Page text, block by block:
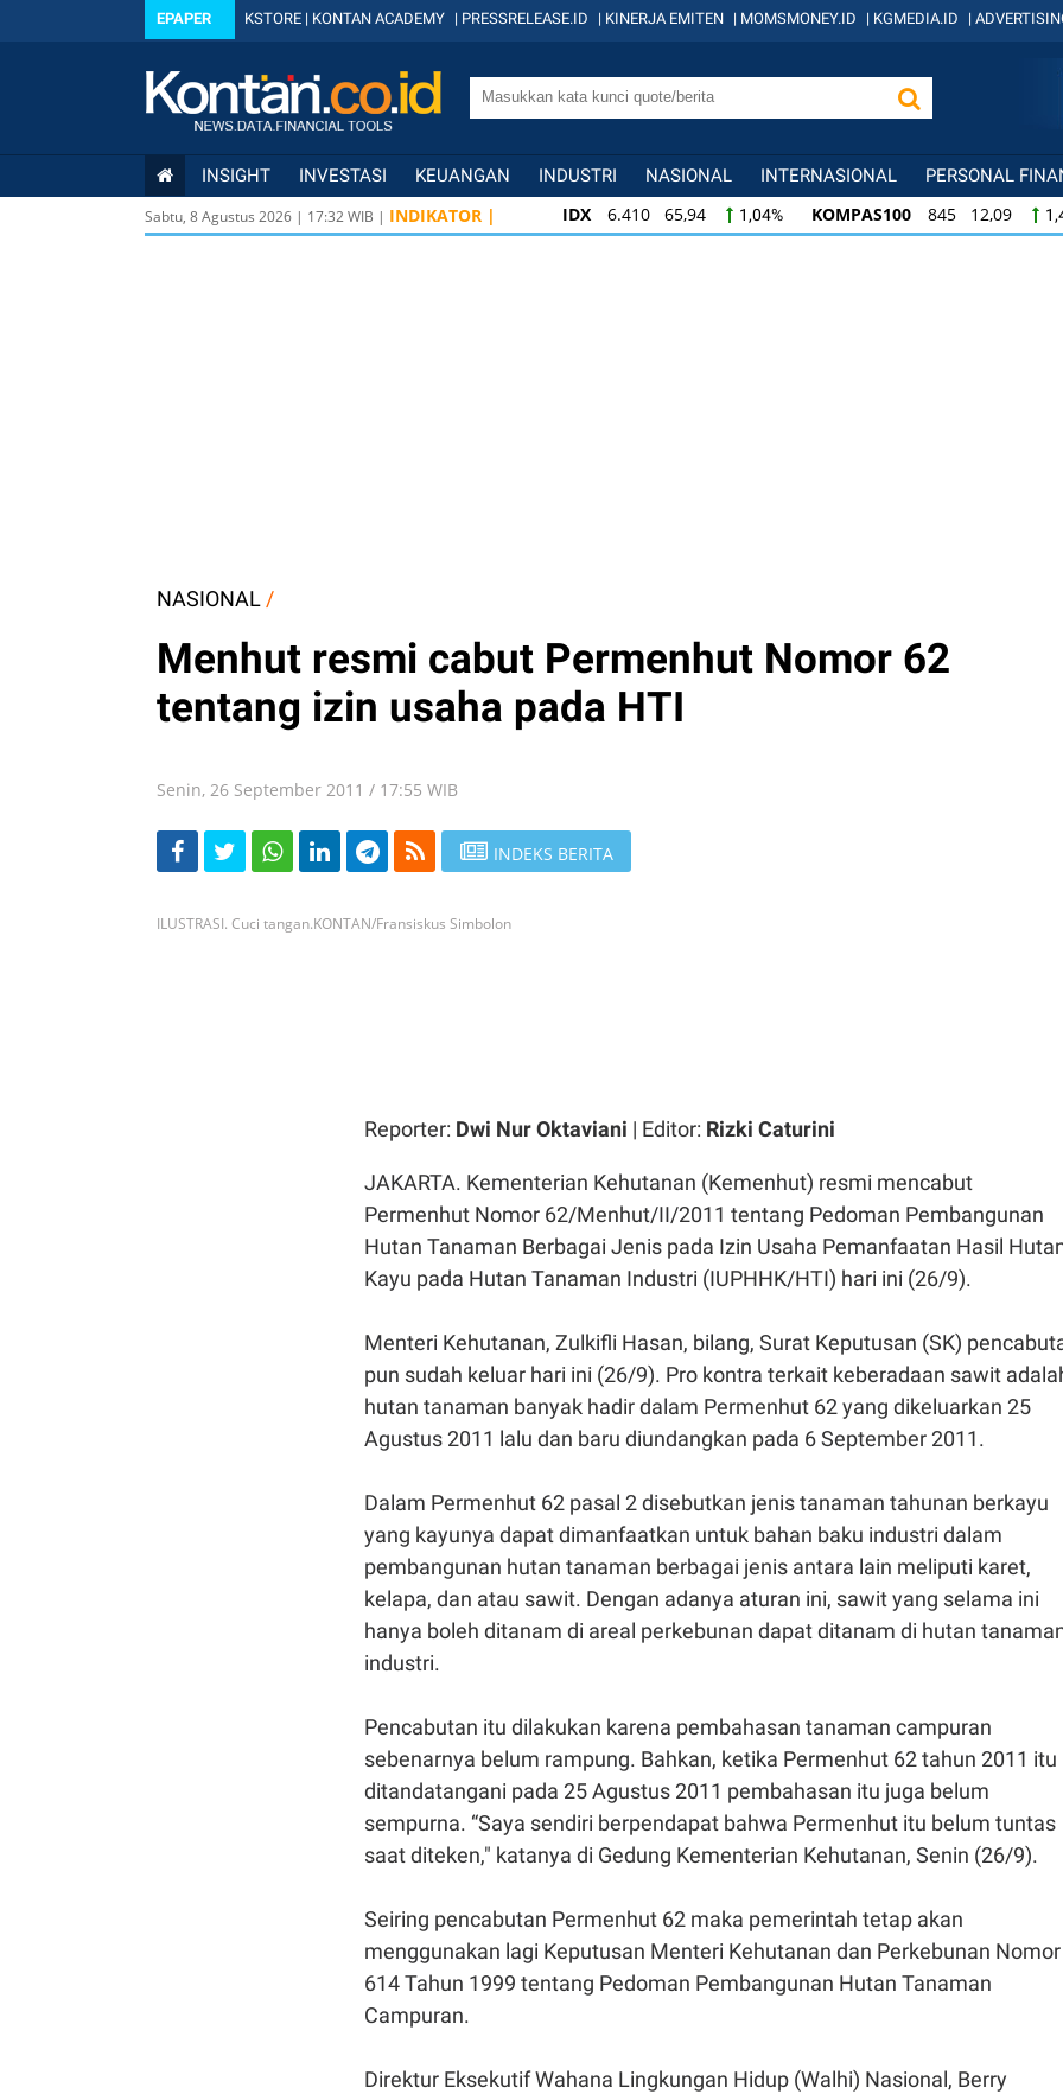
EPAPER KSTORE | KONTAN ACADEMY | PRESSRELEASE.ID | KINERJA EMITEN | MOMSMONEY.ID | KGMEDIA.ID |
INSIGHT INVESTASI KEUANGAN INDUSTRI NASIONAL INTERNASIONAL PERSONAL
Sabtu, 8 Agustus 2026 | 17:32WIB | INDIKATOR | IDX 6.410 65,94 1,04% KOMPAS100 845 12,09
KOMPAS100
845 12,09 1,45% LQ45 640 9,44
NASIONAL /
Menhut resmi cabut Permenhut Nomor 62
tentang izin usaha pada HTI
Senin, 26 September 2011 / 17:55 WIB
INDEKS BERITA
ILUSTRASI. Cuci tangan.KONTAN/Fransiskus Simbolon
Reporter: Dwi Nur Oktaviani | Editor: Rizki Caturini
JAKARTA. Kementerian Kehutanan (Kemenhut) resmi mencabut
Permenhut Nomor 62/Menhut/II/2011 tentang Pedoman Pembangunan
Hutan Tanaman Berbagai Jenis pada Izin Usaha Pemanfaatan Hasil
Kayu pada Hutan Tanaman Industri (IUPHHK/HTI) hari ini (26/9).
Menteri Kehutanan, Zulkifli Hasan, bilang, Surat Keputusan (SK)
pun sudah keluar hari ini (26/9). Pro kontra terkait keberadaan sawit
hutan tanaman banyak hadir dalam Permenhut 62 yang dikeluarkan 25
Agustus 2011 lalu dan baru diundangkan pada 6 September 2011.
Dalam Permenhut 62 pasal 2 disebutkan jenis tanaman tahunan berkayu
yang kayunya dapat dimanfaatkan untuk bahan baku industri dalam
pembangunan hutan tanaman berbagai jenis antara lain meliputi karet,
kelapa, dan atau sawit. Dengan adanya aturan ini, sawit yang selama ini
hanya boleh ditanam di areal perkebunan dapat ditanam di hutan
industri.
Pencabutan itu dilakukan karena pembahasan tanaman campuran
sebenarnya belum rampung. Bahkan, ketika Permenhut 62 tahun 2011 itu
ditandatangani pada 25 Agustus 2011 pembahasan itu juga belum
sempurna. “Saya sendiri berpendapat bahwa Permenhut itu belum tuntas
saat diteken," katanya di Gedung Kementerian Kehutanan, Senin (26/9).
Seiring pencabutan Permenhut 62 maka pemerintah tetap akan
menggunakan lagi Keputusan Menteri Kehutanan dan Perkebunan Nomor
614 Tahun 1999 tentang Pedoman Pembangunan Hutan Tanaman
Campuran.
Direktur Eksekutif Wahana Lingkungan Hidup (Walhi) Nasional, Berry